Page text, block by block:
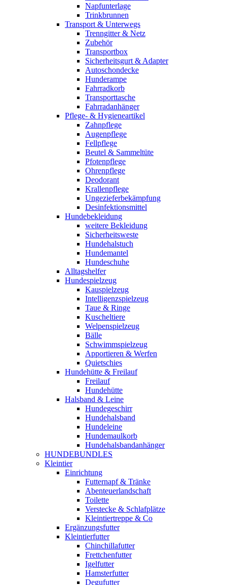
Napfunterlage
Trinkbrunnen
Transport & Unterwegs
Trenngitter & Netz
Zubehör
Transportbox
Sicherheitsgurt & Adapter
Autoschondecke
Hunderampe
Fahrradkorb
Transporttasche
Fahrradanhänger
Pflege- & Hygieneartikel
Zahnpflege
Augenpflege
Fellpflege
Beutel & Sammeltüte
Pfotenpflege
Ohrenpflege
Deodorant
Krallenpflege
Ungezieferbekämpfung
Desinfektionsmittel
Hundebekleidung
weitere Bekleidung
Sicherheitsweste
Hundehalstuch
Hundemantel
Hundeschuhe
Alltagshelfer
Hundespielzeug
Kauspielzeug
Intelligenzspielzeug
Taue & Ringe
Kuscheltiere
Welpenspielzeug
Bälle
Schwimmspielzeug
Apportieren & Werfen
Quietschies
Hundehütte & Freilauf
Freilauf
Hundehütte
Halsband & Leine
Hundegeschirr
Hundehalsband
Hundeleine
Hundemaulkorb
Hundehalsbandanhänger
HUNDEBUNDLES
Kleintier
Einrichtung
Futternapf & Tränke
Abenteuerlandschaft
Toilette
Verstecke & Schlafplätze
Kleintiertreppe & Co
Ergänzungsfutter
Kleintierfutter
Chinchillafutter
Frettchenfutter
Igelfutter
Hamsterfutter
Degufutter